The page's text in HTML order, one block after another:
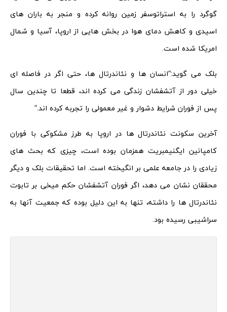
گوگرد را به استراتوسفر زمین روانه کرده و منجر به باران های
اسیدی و کاهش دمای هوا در بخش هایی از اروپا، آسیا و شمال
امریکا شده است.
بلک می گوید:”انسان ها و نئاندرتال ها، حتی اگر در فاصله ای
خیلی دور از آتشفشان زندگی می کرده اند، قطعا تا چندین سال
پس از فوران شرایط دشوار و غیر معمولی را تجربه کرده اند.”
آخرین سکونت نئاندرتال ها در اروپا به طرز مشکوکی با فوران
کامپانین ایگنیمبریت همزمان بوده است، چیزی که بحث های
زیادی را در جامعه علمی بر انگیخته است. اما تحقیقات بلک و دیگر
محققان نشان می دهد، اگر فوران آتشفشان حکم میخی بر تابوت
نئاندرتال ها را داشته، تنها به این دلیل بوده که جمعیت آنها به
سراشیبی رسیده بود.